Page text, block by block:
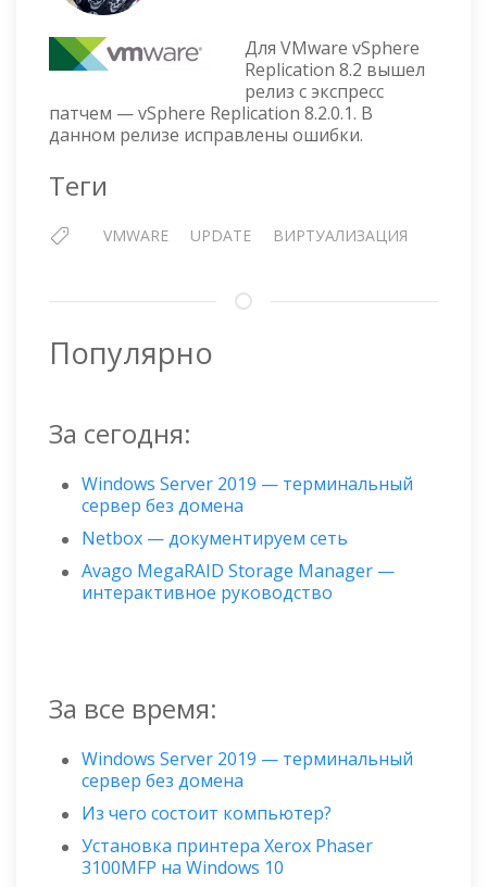
8.2.0.1
EXPRESS
PATCH
RELEASE
Для VMware vSphere
Replication 8.2 вышел
релиз с экспресс
патчем — vSphere Replication 8.2.0.1. В
данном релизе исправлены ошибки.
Теги
VMWARE UPDATE ВИРТУАЛИЗАЦИЯ
Популярно
За сегодня:
Windows Server 2019 — терминальный
сервер без домена
Netbox — документируем сеть
Avago MegaRAID Storage Manager —
интерактивное руководство
За все время:
Windows Server 2019 — терминальный
сервер без домена
Из чего состоит компьютер?
Установка принтера Xerox Phaser
3100MFP на Windows 10